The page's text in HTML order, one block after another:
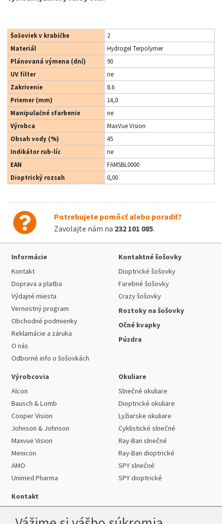
Šošoviek v krabičke
2
Materiál
Hydrogel Terpolymer
Plánovaná výmena (dní)
90
UV filter
ne
Zakrivenie
8.6
Priemer (mm)
14,0
Manipulačné sfarbenie
ne
Výrobca
MaxVue Vision
Obsah vody (%)
45
Indikátor rub-líc
ne
EAN
FAMSBL0000
Dioptrický rozsah
0,00
Potrebujete pomôcť alebo poradiť?
Zavolajte nám na 232 101 085.
Informácie
Kontakt
Doprava a platba
Výdajné miesta
Vernostný program
Obchodné podmienky
Reklamácie a záruka
O nás
Odborné info o šošovkách
Kontaktné šošovky
Dioptrické šošovky
Farebné šošovky
Crazy šošovky
Roztoky na šošovky
Očné kvapky
Púzdra
Výrobcovia
Alcon
Bausch & Lomb
Cooper Vision
Johnson & Johnson
Maxvue Vision
Menicon
AMO
Unimed Pharma
Okuliare
Slnečné okuliare
Dioptrické okuliare
Lyžiarske okuliare
Cyklistické slnečné
Ray-Ban slnečné
Ray-Ban dioptrické
SPY slnečné
SPY dioptrické
Kontakt